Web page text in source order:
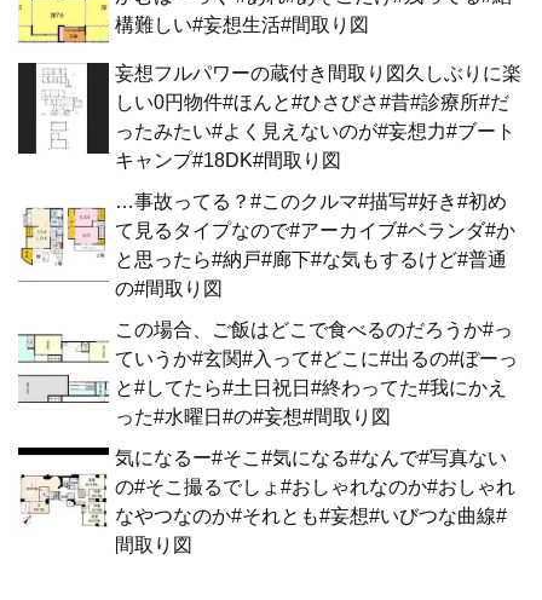
構難しい#妄想生活#間取り図
妄想フルパワーの蔵付き間取り図久しぶりに楽
しい0円物件#ほんと#ひさびさ#昔#診療所#だ
ったみたい#よく見えないのが#妄想力#ブート
キャンプ#18DK#間取り図
…事故ってる？#このクルマ#描写#好き#初め
て見るタイプなので#アーカイブ#ベランダ#か
と思ったら#納戸#廊下#な気もするけど#普通
の#間取り図
この場合、ご飯はどこで食べるのだろうか#っ
ていうか#玄関#入って#どこに#出るの#ぼーっ
と#してたら#土日祝日#終わってた#我にかえ
った#水曜日#の#妄想#間取り図
気になるー#そこ#気になる#なんで#写真ない
の#そこ撮るでしょ#おしゃれなのか#おしゃれ
なやつなのか#それとも#妄想#いびつな曲線#
間取り図